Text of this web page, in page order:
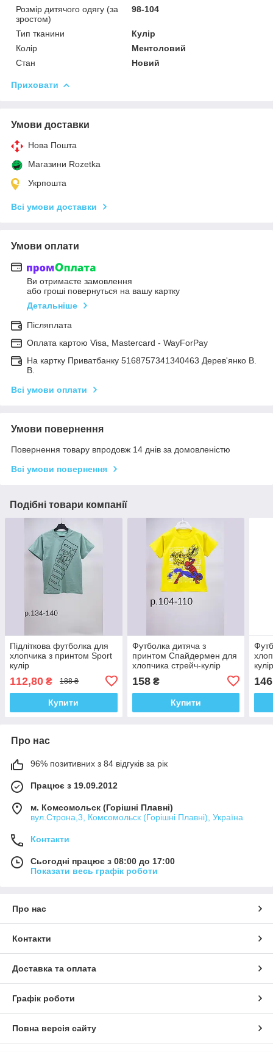
Розмір дитячого одягу (за
зростом)
98-104
Тип тканини
Кулір
Колір
Ментоловий
Стан
Новий
Приховати
Умови доставки
Нова Пошта
Магазини Rozetka
Укрпошта
Всі умови доставки
Умови оплати
Ви отримаєте замовлення
або гроші повернуться на вашу картку
Детальніше
Післяплата
Оплата картою Visa, Mastercard - WayForPay
На картку Приватбанку 5168757341340463 Дерев'янко В.
В.
Всі умови оплати
Умови повернення
Повернення товару впродовж 14 днів за домовленістю
Всі умови повернення
Подібні товари компанії
Підліткова футболка для
хлопчика з принтом Sport
кулір
112,80 ₴ 188 ₴
Купити
Футболка дитяча з
принтом Спайдермен для
хлопчика стрейч-кулір
158₴
Купити
146
Про нас
96% позитивних з 84 відгуків за рік
Працює з 19.09.2012
м. Комсомольск (Горішні Плавні)
вул.Строна,3, Комсомольск (Горішні Плавні), Україна
Контакти
Сьогодні працює з 08:00 до 17:00
Показати весь графік роботи
Про нас
Контакти
Доставка та оплата
Графік роботи
Повна версія сайту